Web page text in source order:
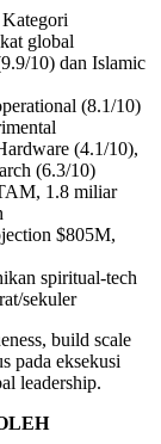
global
10) dan Islamic
(8.1/10)
(4.1/10),
(6.3/10)
1.8 miliar
$805M,
spiritual-tech
sekuler
build scale
pada eksekusi
leadership.